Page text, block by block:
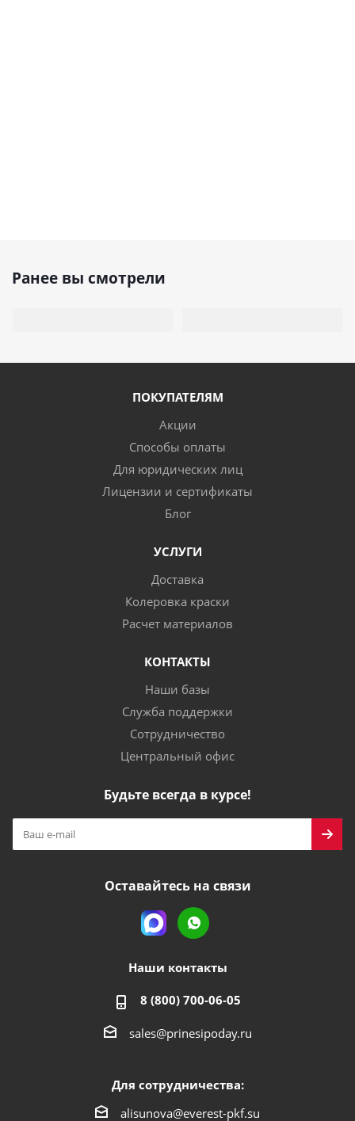
Ранее вы смотрели
ПОКУПАТЕЛЯМ
Акции
Способы оплаты
Для юридических лиц
Лицензии и сертификаты
Блог
УСЛУГИ
Доставка
Колеровка краски
Расчет материалов
КОНТАКТЫ
Наши базы
Служба поддержки
Сотрудничество
Центральный офис
Будьте всегда в курсе!
Оставайтесь на связи
Наши контакты
8 (800) 700-06-05
sales@prinesipoday.ru
Для сотрудничества:
alisunova@everest-pkf.su